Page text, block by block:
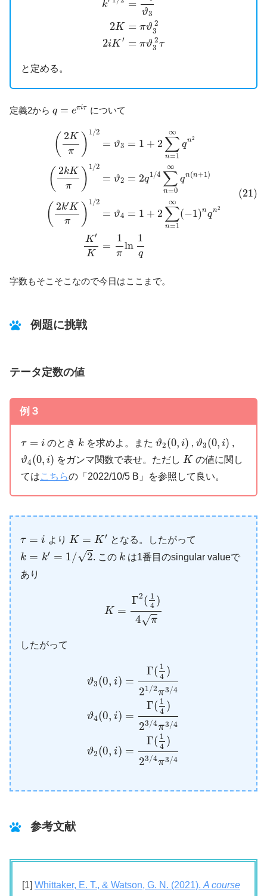
k =
ϑ3
2K = πϑ 2
3
2iK ′ = πϑ 2
3 τ
と定める。
定義2から q = eπiτ
πiτ について
( 2K
π
) 1 /2
= ϑ3 = 1 + 2
∞
∑
n=1
qn2
( 2kK
π
) 1 /2
= ϑ2 = 2q1/4
∞
∑
n=0
qn(n+1)
( 2k′K
π
) 1 /2
= ϑ4 = 1 + 2
∞
∑
n=1
(−1)nqn2
K′
K
=
1
π
ln
1
q
(21)
=1 (2
字数もそこそこなので今日はここまで。
例題に挑戦
テータ定数の値
例３
τ = i
τ= のとき k
k を求めよ。また ϑ2(0, i)
ϑ2 (0 ) , ϑ3(0, i)
ϑ3 (0 )
,
ϑ4(0, i)
ϑ (0 ) をガンマ関数で表せ。ただし K
K の値に関し
てはこちらの「2022/10/5 B」を参照して良い。
τ = i
τ= より K = K ′
K= となる。したがって
k = k′ = 1/√2
k = 1
. この k
k は1番目のsingular valueで
あり
K =
Γ2( 1
4 )
4√π
14 )4π
したがって
ϑ3(0, i) =
Γ( 1
4 )
21/2π3/4
ϑ4(0, i) =
Γ( 1
4 )
23/4π3/4
ϑ2(0, i) =
Γ( 1
4 )
23/4π3/4
)2 1 2 4)
参考文献
[1] Whittaker, E. T., & Watson, G. N. (2021). A course